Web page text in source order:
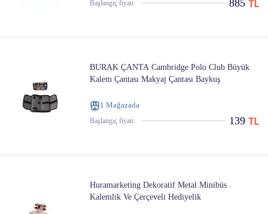
Başlangıç ​​fiyatı: 885
BURAK ÇANTA Cambridge Polo Club Büyük
Kalem Çantası Makyaj Çantası Baykuş
1 Mağazada
Başlangıç ​​fiyatı: 139
Huramarketing Dekoratif Metal Minibüs
Kalemlik Ve Çerçeveli Hediyelik